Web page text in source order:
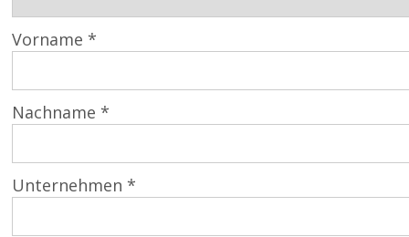
Vorname *
Nachname *
Unternehmen *